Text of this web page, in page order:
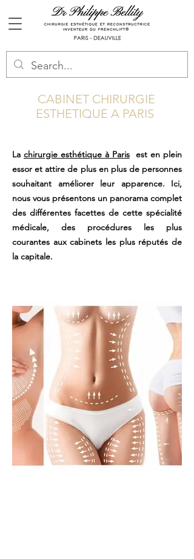
CABINET CHIRURGIE
ESTHETIQUE A PARIS
La chirurgie esthétique à Paris est en plein
essor et attire de plus en plus de personnes
souhaitant améliorer leur apparence. Ici,
nous vous présentons un panorama complet
des différentes facettes de cette spécialité
médicale, des procédures les plus
courantes aux cabinets les plus réputés de
la capitale.